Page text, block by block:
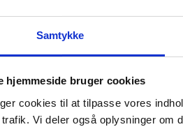
Samtykke
hjemmeside bruger cookies
cookies til at tilpasse vores
Vi deler også oplysninger om
om de andre garner fra Isager, som
af garner i mange skønne farver.
vejledning så du er på sikker vej